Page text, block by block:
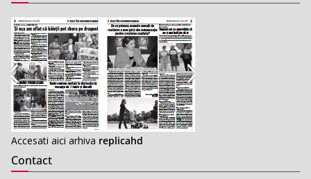
Accesati aici arhiva replicahd
Contact